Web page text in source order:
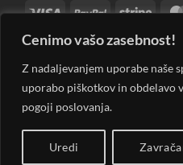
Cenimo vašo zasebnost!
Z nadaljevanjem uporabe naše
uporabo piškotkov in obdelavo
pogoji poslovanja.
Uredi
Visa
PayPal Stripe
Bank
Cash
Pickup
Credit
Maestro MasterCard
2
2
JCB
LEDsvet.si 2026 ©
Spletna